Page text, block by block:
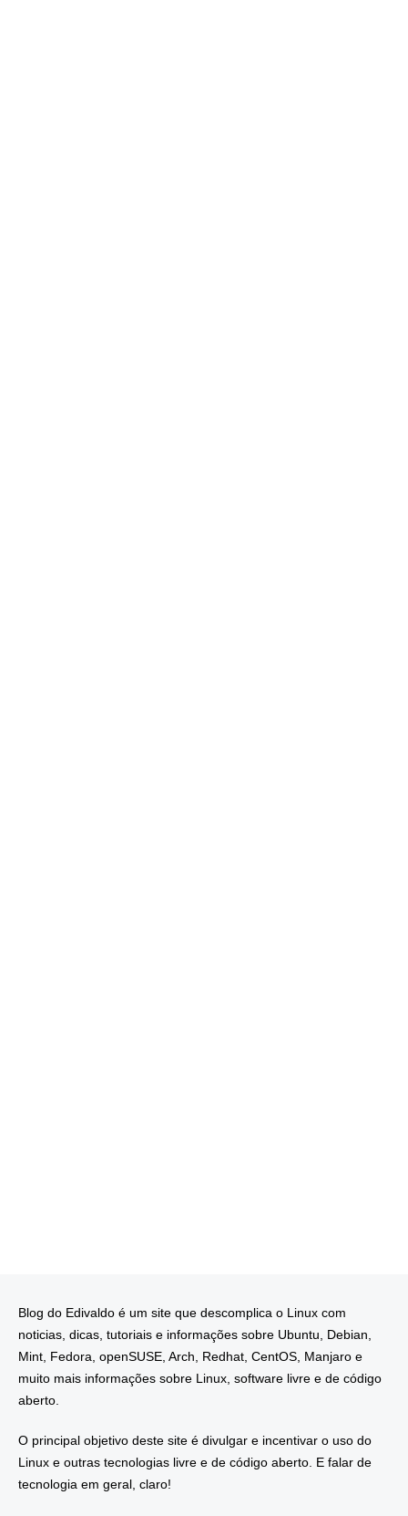
Blog do Edivaldo é um site que descomplica o Linux com
noticias, dicas, tutoriais e informações sobre Ubuntu, Debian,
Mint, Fedora, openSUSE, Arch, Redhat, CentOS, Manjaro e
muito mais informações sobre Linux, software livre e de código
aberto.
O principal objetivo deste site é divulgar e incentivar o uso do
Linux e outras tecnologias livre e de código aberto. E falar de
tecnologia em geral, claro!